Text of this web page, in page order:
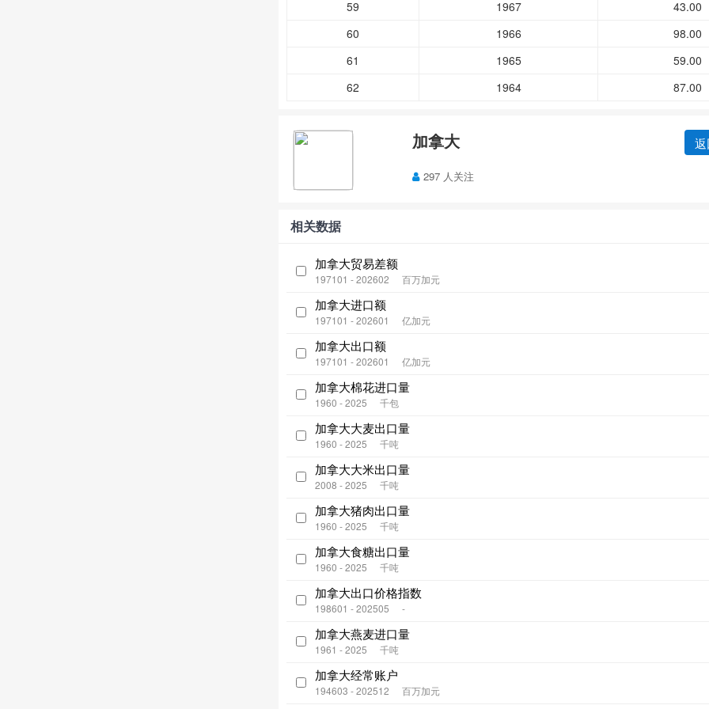
59 1967
43.00
60
1966
98.00
61
1965
59.00
62
1964 87.00
加拿大
297 人关注
相关数据
加拿大贸易差额
197101 - 202602 百万加元
加拿大进口额
197101 - 202601 亿加元
加拿大出口额
197101 - 202601 亿加元
加拿大棉花进口量
1960 - 2025 千包
加拿大大麦出口量
1960 - 2025 千吨
加拿大大米出口量
2008 - 2025 千吨
加拿大猪肉出口量
1960 - 2025 千吨
加拿大食糖出口量
1960 - 2025 千吨
加拿大出口价格指数
198601 - 202505 -
加拿大燕麦进口量
1961 - 2025 千吨
加拿大经常账户
194603 - 202512 百万加元